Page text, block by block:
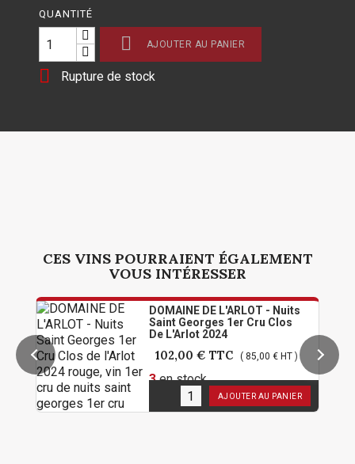
QUANTITÉ
 AJOUTER AU PANIER
 Rupture de stock
CES VINS POURRAIENT ÉGALEMENT
VOUS INTÉRESSER
DOMAINE DE L'ARLOT - Nuits
Saint Georges 1er Cru Clos
De L'Arlot 2024
102,00 € TTC ( 85,00 € HT )
3en stock
AJOUTER AU PANIER